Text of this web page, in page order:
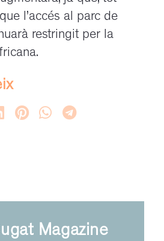
l’accés al parc de
restringit per la
Magazine